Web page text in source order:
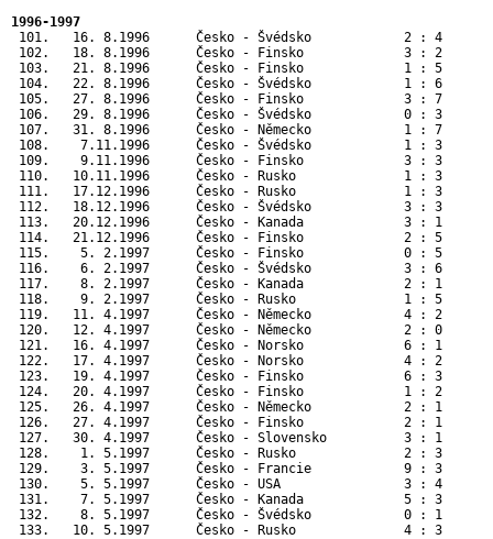
1996-1997
101.   16. 8.1996      Česko - Švédsko            2 : 4
102.   18. 8.1996      Česko - Finsko             3 : 2
103.   21. 8.1996      Česko - Finsko             1 : 5
104.   22. 8.1996      Česko - Švédsko            1 : 6
105.   27. 8.1996      Česko - Finsko
106.   29. 8.1996      Česko - Švédsko
107.   31. 8.1996      Česko - Německo
108.    7.11.1996      Česko - Švédsko            1 : 3
109.    9.11.1996      Česko - Finsko             3 : 3
110.   10.11.1996      Česko - Rusko              1 : 3
111.   17.12.1996      Česko - Rusko              1 : 3
112.   18.12.1996      Česko - Švédsko            3 : 3
113.   20.12.1996      Česko - Kanada             3 : 1
114.   21.12.1996      Česko - Finsko             2 : 5
115.    5. 2.1997      Česko - Finsko             0 : 5
116.    6. 2.1997      Česko - Švédsko            3 : 6
117.    8. 2.1997      Česko - Kanada             2 : 1
118.    9. 2.1997      Česko - Rusko              1 : 5
119.   11. 4.1997      Česko - Německo            4 : 2
120.   12. 4.1997      Česko - Německo            2 : 0
121.   16. 4.1997      Česko - Norsko             6 : 1
122.   17. 4.1997      Česko - Norsko             4 : 2
123.   19. 4.1997      Česko - Finsko             6 : 3
124.   20. 4.1997      Česko - Finsko             1 : 2
125.   26. 4.1997      Česko - Německo
126.   27. 4.1997      Česko - Finsko
127.   30. 4.1997      Česko - Slovensko
128.    1. 5.1997      Česko - Rusko
129.    3. 5.1997      Česko - Francie
130.    5. 5.1997      Česko - USA
131.    7. 5.1997      Česko - Kanada
132.    8. 5.1997      Česko - Švédsko
133.   10. 5.1997      Česko - Rusko